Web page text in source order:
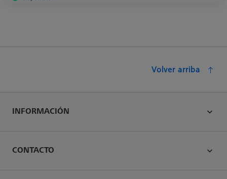
Volver arriba
INFORMACIÓN
CONTACTO